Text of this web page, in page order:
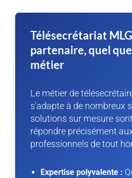
Télésecrétariat
partenaire, quel
métier
Le métier de
s'adapte à de nombreux
solutions sur mesure
répondre précisément
professionnels de tout
Expertise polyvalente :